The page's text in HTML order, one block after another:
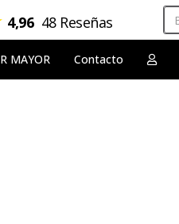
4,96 48 Reseñas
MAYOR Contacto